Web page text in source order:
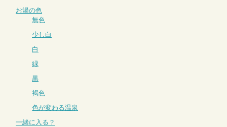
お湯の色
無色
少し白
白
緑
黒
褐色
色が変わる温泉
一緒に入る？